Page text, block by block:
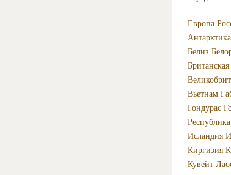
Европа
Антарктика
Белиз
Вьетнам
Гондурас
Республика
Исландия
Киргизия
Кувейт